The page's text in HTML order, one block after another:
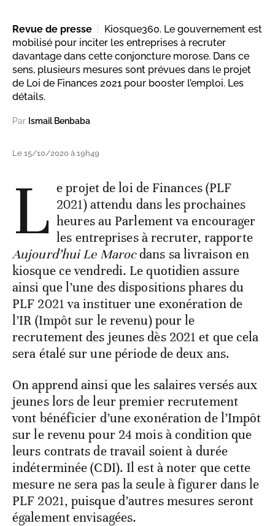
Revue de presse
Kiosque360. Le gouvernement est
mobilisé pour inciter les entreprises à recruter
davantage dans cette conjoncture morose. Dans ce
sens, plusieurs mesures sont prévues dans le projet
de Loi de Finances 2021 pour booster l’emploi. Les
détails.
Par Ismail Benbaba
Le 15/10/2020 à 19h49
L e projet de loi de Finances (PLF
2021) attendu dans les prochaines
heures au Parlement va encourager
les entreprises à recruter, rapporte
Aujourd’hui Le Marocdans sa livraison en
kiosque ce vendredi. Le quotidien assure
ainsi que l’une des dispositions phares du
PLF 2021 va instituer une exonération de
l’IR (Impôt sur le revenu) pour le
recrutement des jeunes dès 2021 et que cela
sera étalé sur une période de deux ans.
On apprend ainsi que les salaires versés aux
jeunes lors de leur premier recrutement
vont bénéficier d’une exonération de l’Impôt
sur le revenu pour 24 mois à condition que
leurs contrats de travail soient à durée
indéterminée (CDI). Il est à noter que cette
mesure ne sera pas la seule à figurer dans le
PLF 2021, puisque d’autres mesures seront
également envisagées.